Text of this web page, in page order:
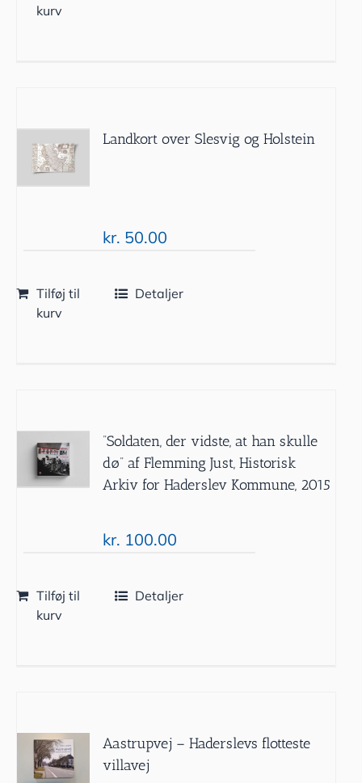
kurv
Landkort over Slesvig og Holstein
kr. 50.00
Tilføj til
kurv
Detaljer
”Soldaten, der vidste, at han skulle
dø” af Flemming Just, Historisk
Arkiv for Haderslev Kommune, 2015
kr. 100.00
Tilføj til
kurv
Detaljer
Aastrupvej – Haderslevs flotteste
villavej